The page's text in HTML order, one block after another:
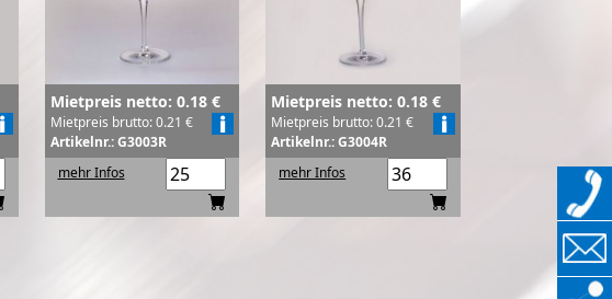
Mietpreis netto: 0.18 €
Mietpreis brutto: 0.21 €
Artikelnr.: G3003R
mehr Infos
Mietpreis netto: 0.18 €
Mietpreis brutto: 0.21 €
Artikelnr.: G3004R
mehr Infos